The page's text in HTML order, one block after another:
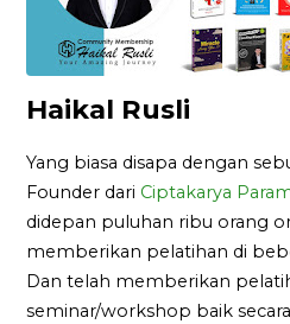
Haikal Rusli
Yang biasa disapa dengan
Founder dari Ciptakarya
didepan puluhan ribu orang
memberikan pelatihan di
Dan telah memberikan
seminar/workshop baik